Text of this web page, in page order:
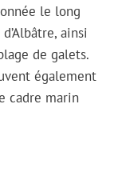
le long
ainsi
de galets.
également
cadre marin